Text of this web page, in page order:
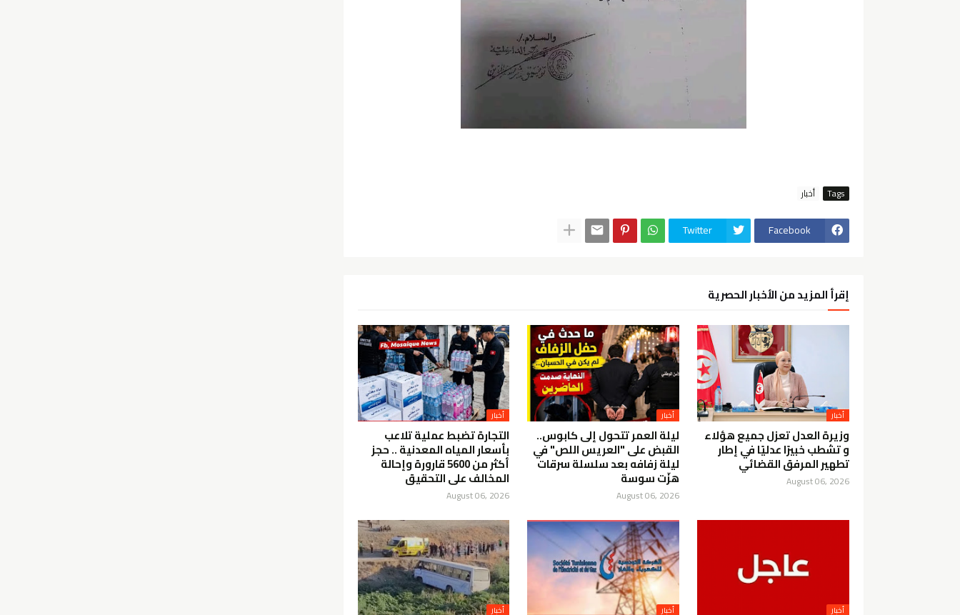
Tags أخبار
Facebook
Twitter
إقرأ المزيد من الأخبار الحصرية
أخبار
وزيرة العدل تعزل جميع هؤلاء
و تشطب خبيرًا عدليًا في إطار
تطهير المرفق القضائي
August 06, 2026
أخبار
ليلة العمر تتحول إلى كابوس..
القبض على "العريس اللص" في
ليلة زفافه بعد سلسلة سرقات
هزّت سوسة
August 06, 2026
أخبار
التجارة تضبط عملية تلاعب
بأسعار المياه المعدنية .. حجز
أكثر من 5600 قارورة وإحالة
المخالف على التحقيق
August 06, 2026
أخبار أخبار أخبار